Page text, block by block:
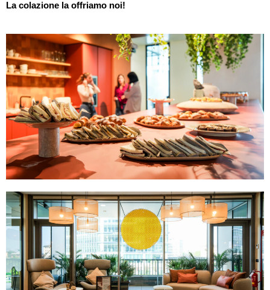
La colazione la offriamo noi!